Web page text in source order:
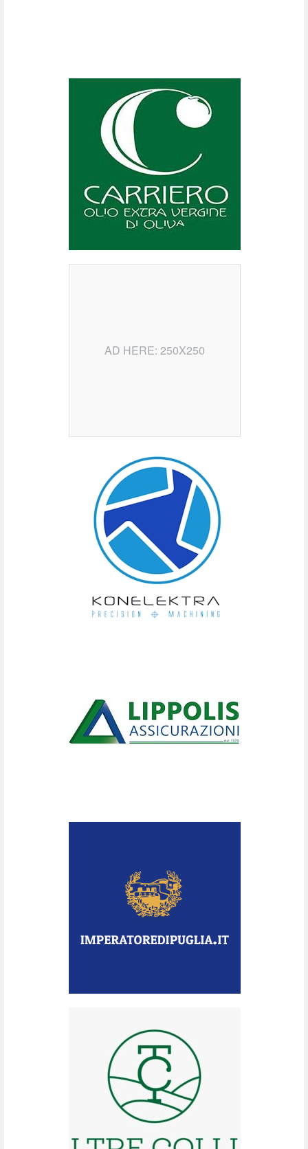
AD HERE: 250X250